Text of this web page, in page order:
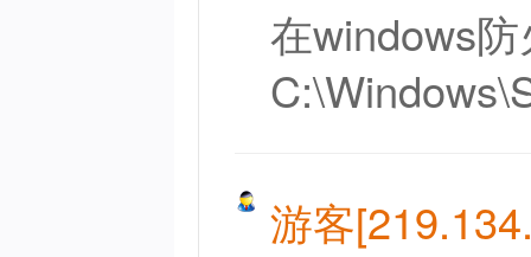
在windows
游客